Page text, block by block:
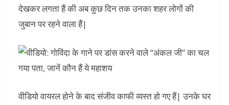
देखकर लगता हैं की अब कुछ दिन तक उनका शहर लोगों की
जुबान पर रहने वाला हैं|
वीडियो वायरल होने के बाद संजीव काफी व्यस्त हो गए हैं| उनके घर